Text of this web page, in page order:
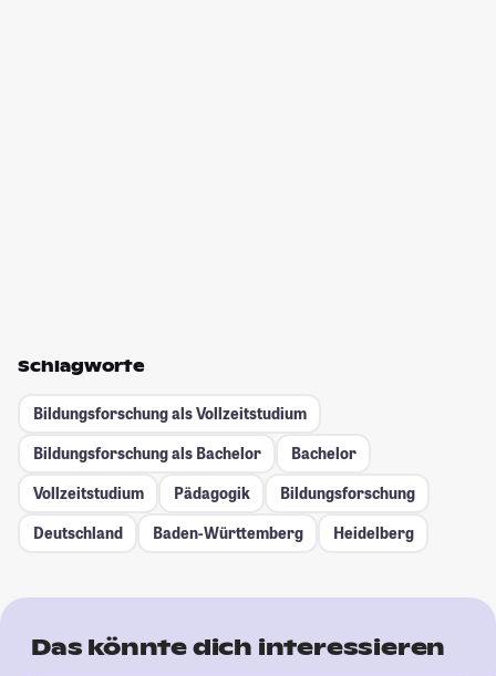
Schlagworte
Bildungsforschung als Vollzeitstudium
Bildungsforschung als Bachelor
Bachelor
Vollzeitstudium
Pädagogik
Bildungsforschung
Deutschland
Baden-Württemberg Heidelberg
Das könnte dich interessieren